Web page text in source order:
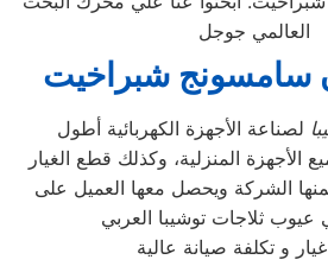
العالمي جوجل
سامسونج شبراخيت
لصناعة الأجهزة الكهربائية أطول
الأجهزة المنزلية، وكذلك قطع الغيار
الشركة ويحصل معها العميل على
ثلاجات توشيبا العربي